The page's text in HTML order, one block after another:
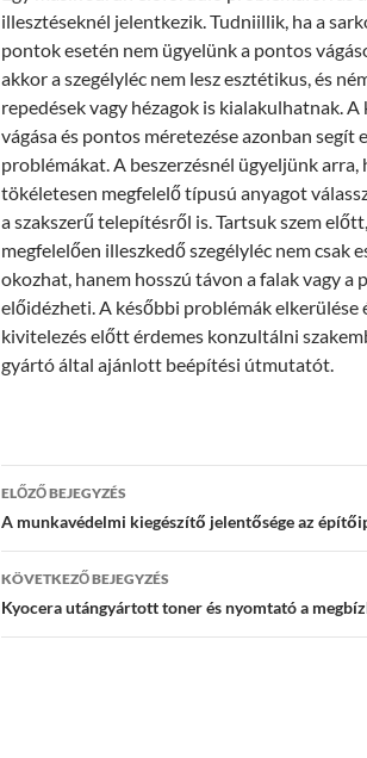
illesztéseknél jelentkezik. Tudniillik, ha a
pontok esetén nem ügyelünk a pontos
akkor a szegélyléc nem lesz esztétikus, és
repedések vagy hézagok is kialakulhatnak. A
vágása és pontos méretezése azonban segít
problémákat. A beszerzésnél ügyeljünk arra,
tökéletesen megfelelő típusú anyagot
a szakszerű telepítésről is. Tartsuk szem
megfelelően illeszkedő szegélyléc nem csak
okozhat, hanem hosszú távon a falak vagy a
előidézheti. A későbbi problémák elkerülése
kivitelezés előtt érdemes konzultálni
gyártó által ajánlott beépítési útmutatót.
Bejegyzés
navigáció
ELŐZŐ BEJEGYZÉS
A munkavédelmi kiegészítő jelentősége az
KÖVETKEZŐ BEJEGYZÉS
Kyocera utángyártott toner és nyomtató a